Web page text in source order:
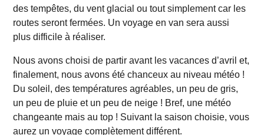
des tempêtes, du vent glacial ou tout simplement car les
routes seront fermées. Un voyage en van sera aussi
plus difficile à réaliser.
Nous avons choisi de partir avant les vacances d’avril et,
finalement, nous avons été chanceux au niveau météo !
Du soleil, des températures agréables, un peu de gris,
un peu de pluie et un peu de neige ! Bref, une météo
changeante mais au top ! Suivant la saison choisie, vous
aurez un voyage complètement différent.